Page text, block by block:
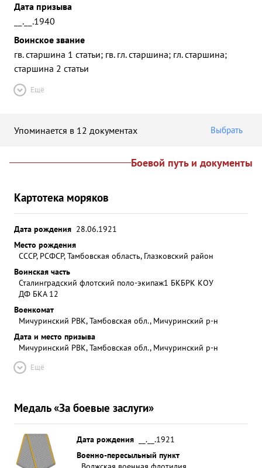
Дата призыва
__.__.1940
Воинское звание
гв. старшина 1 статьи; гв. гл. старшина; гл. старшина;
старшина 2 статьи
Ещё
Упоминается в 12 документах Выбрать
Боевой путь и документы
Картотека моряков
Дата рождения 28.06.1921
Место рождения
СССР, РСФСР, Тамбовская область, Глазковский район
Воинская часть
Сталинградский флотский поло-экипаж1 БКБРК КОУ
ДФ БКА 12
Военкомат
Мичуринский РВК, Тамбовская обл., Мичуринский р-н
Дата и место призыва
Мичуринский РВК, Тамбовская обл., Мичуринский р-н
Ещё
Медаль «За боевые заслуги»
Дата рождения
__.__.1921
Военно-пересыльный пункт